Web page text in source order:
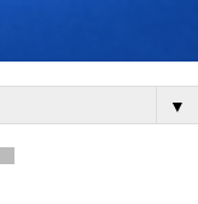
▼